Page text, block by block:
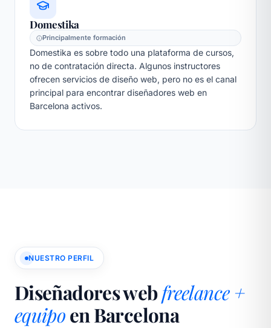
Domestika
Principalmente formación
Domestika es sobre todo una plataforma de cursos,
no de contratación directa. Algunos instructores
ofrecen servicios de diseño web, pero no es el canal
principal para encontrar diseñadores web en
Barcelona activos.
NUESTRO PERFIL
Diseñadores webfreelance +
equipoen Barcelona